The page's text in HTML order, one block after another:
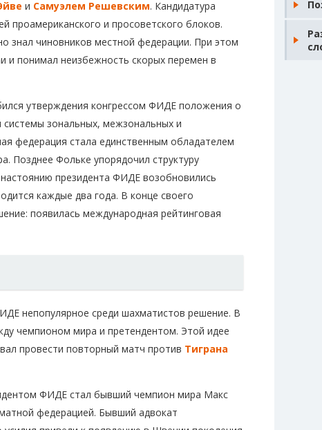
и Самуэлем Решевским. Кандидатура
проамериканского и просоветского блоков.
знал чиновников местной федерации. При этом
и понимал неизбежность скорых перемен в
утверждения конгрессом ФИДЕ положения о
системы зональных, межзональных и
федерация стала единственным обладателем
Позднее Фольке упорядочил структуру
президента ФИДЕ возобновились
каждые два года. В конце своего
появилась международная рейтинговая
непопулярное среди шахматистов решение. В
чемпионом мира и претендентом. Этой идее
провести повторный матч против Тиграна
ФИДЕ стал бывший чемпион мира Макс
федерацией. Бывший адвокат